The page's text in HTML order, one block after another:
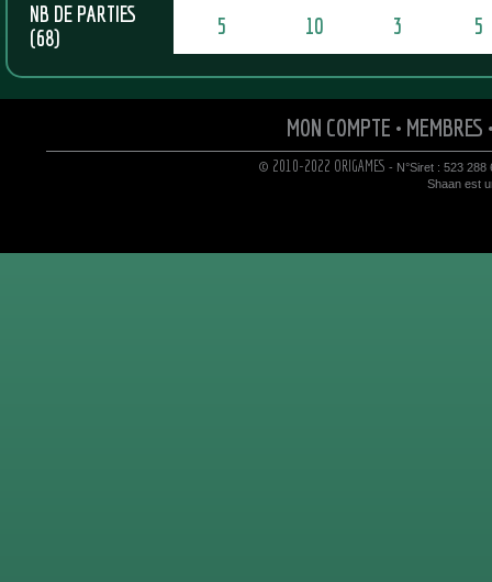
NB DE PARTIES
(68)
5 10 3 5
MON COMPTE • MEMBRES
© 2010-2022 ORIGAMES - N°Siret : 523 288
Shaan est